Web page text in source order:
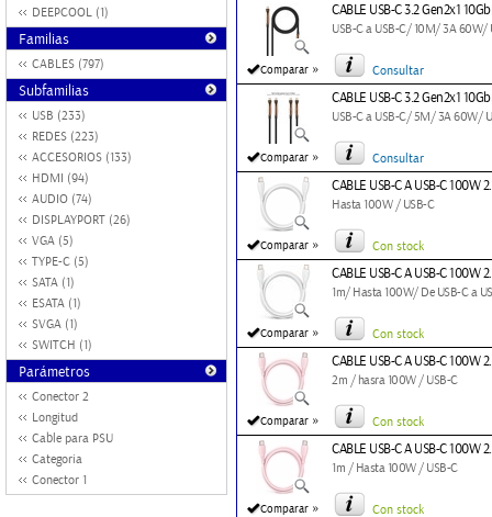
DEEPCOOL (1)
Familias
CABLES (797)
Subfamilias
USB (233)
REDES (223)
ACCESORIOS (133)
HDMI (94)
AUDIO (74)
DISPLAYPORT (26)
VGA (5)
TYPE-C (5)
SATA (1)
ESATA (1)
SVGA (1)
SWITCH (1)
Parámetros
Conector 2
Longitud
Cable para PSU
Categoria
Conector 1
Comparar »
CABLE USB-C 3.2 Gen2x1
USB-C a USB-C/ 10M/ 3A 60W/
Consultar
Comparar »
CABLE USB-C 3.2 Gen2x1
USB-C a USB-C/ 5M/ 3A 60W/
Consultar
Comparar »
CABLE USB-C A USB-C 100W
Hasta 100W / USB-C
Con stock
Comparar »
CABLE USB-C A USB-C 100W
1m/ Hasta 100W/ De USB-C a
Con stock
Comparar »
CABLE USB-C A USB-C 100W
2m / hasra 100W / USB-C
Con stock
Comparar »
CABLE USB-C A USB-C 100W
1m / Hasta 100W / USB-C
Con stock